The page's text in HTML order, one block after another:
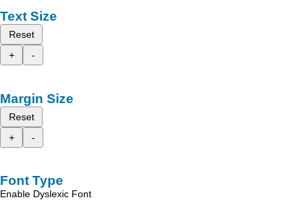
Text Size
Reset
+
-
Margin Size
Reset
+
-
Font Type
Enable Dyslexic Font